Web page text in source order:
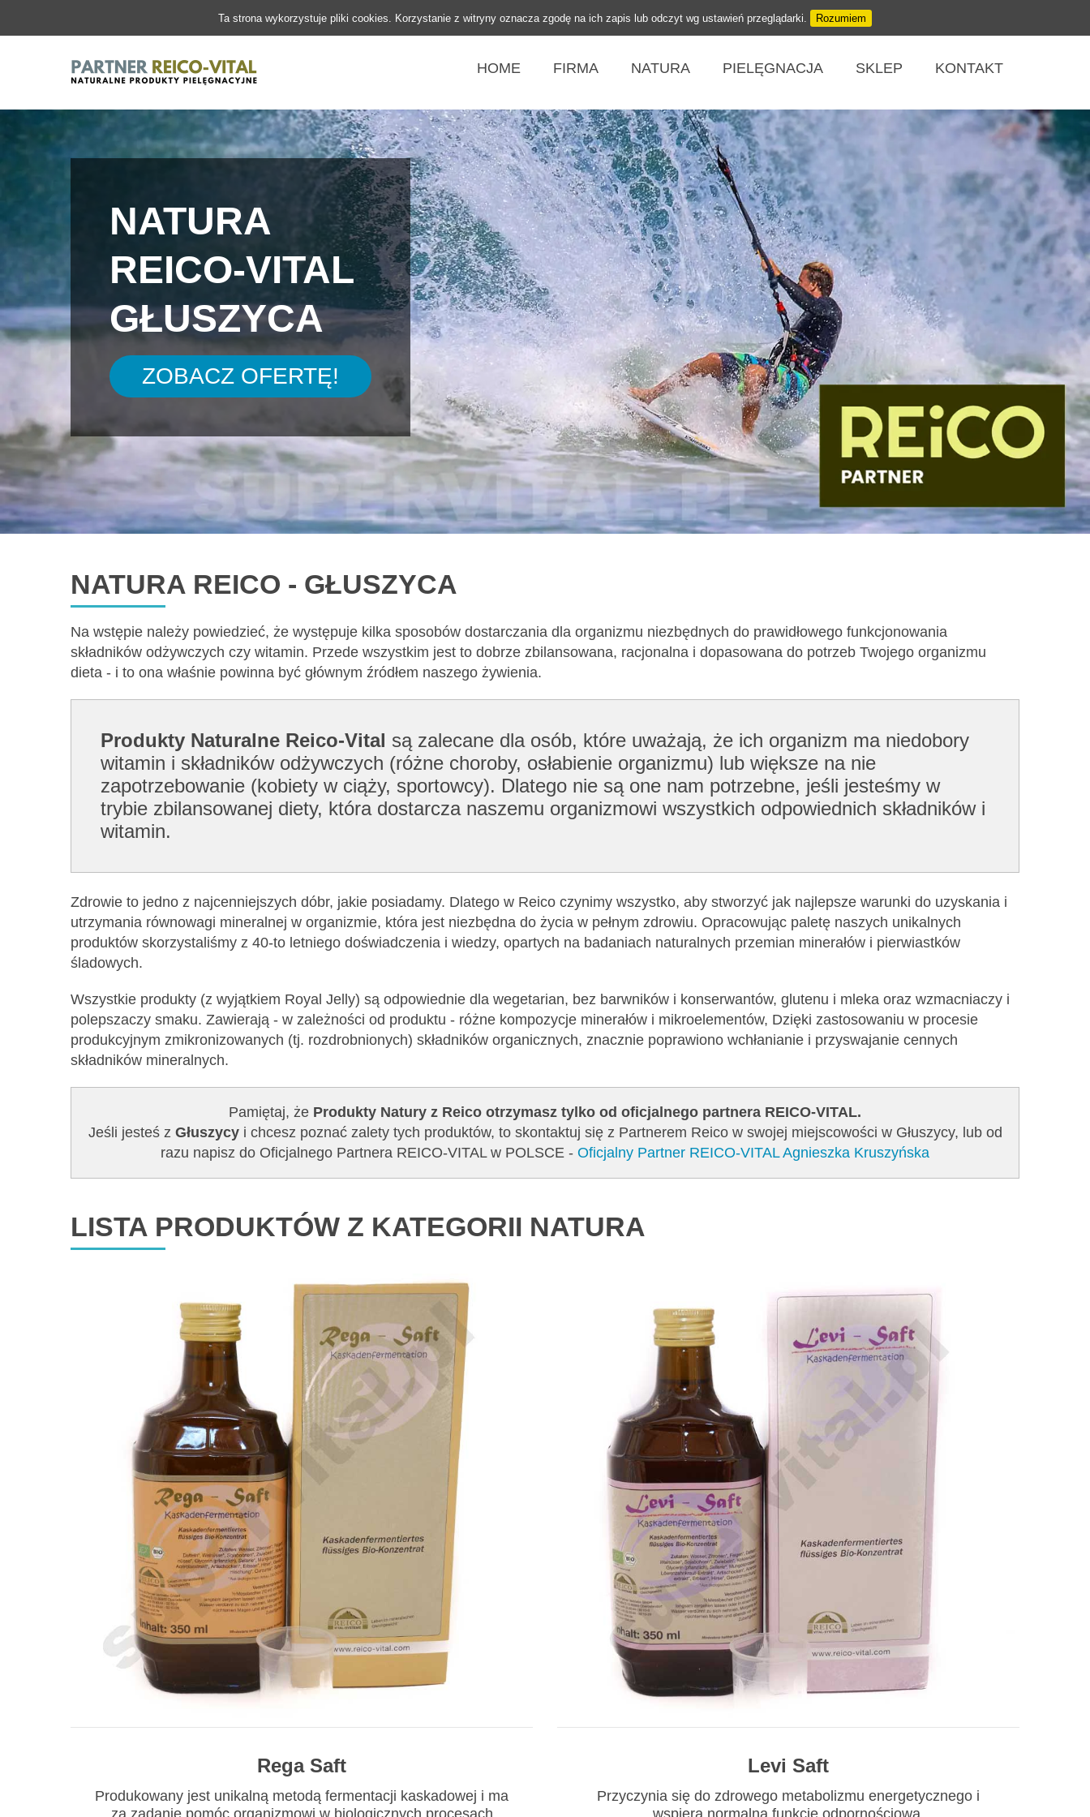
Ta strona wykorzystuje pliki cookies. Korzystanie z witryny oznacza zgodę na ich zapis lub odczyt wg ustawień przeglądarki. Rozumiem
HOME FIRMA NATURA PIELĘGNACJA SKLEP KONTAKT
NATURA
REICO-VITAL
GŁUSZYCA
ZOBACZ OFERTĘ!
NATURA REICO - GŁUSZYCA
Na wstępie należy powiedzieć, że występuje kilka sposobów dostarczania dla organizmu niezbędnych do prawidłowego funkcjonowania
składników odżywczych czy witamin. Przede wszystkim jest to dobrze zbilansowana, racjonalna i dopasowana do potrzeb Twojego organizmu
dieta - i to ona właśnie powinna być głównym źródłem naszego żywienia.
Produkty Naturalne Reico-Vital są zalecane dla osób, które uważają, że ich organizm ma niedobory
witamin i składników odżywczych (różne choroby, osłabienie organizmu) lub większe na nie
zapotrzebowanie (kobiety w ciąży, sportowcy). Dlatego nie są one nam potrzebne, jeśli jesteśmy w
trybie zbilansowanej diety, która dostarcza naszemu organizmowi wszystkich odpowiednich składników i
witamin.
Zdrowie to jedno z najcenniejszych dóbr, jakie posiadamy. Dlatego w Reico czynimy wszystko, aby stworzyć jak najlepsze warunki do uzyskania i
utrzymania równowagi mineralnej w organizmie, która jest niezbędna do życia w pełnym zdrowiu. Opracowując paletę naszych unikalnych
produktów skorzystaliśmy z 40-to letniego doświadczenia i wiedzy, opartych na badaniach naturalnych przemian minerałów i pierwiastków
śladowych.
Wszystkie produkty (z wyjątkiem Royal Jelly) są odpowiednie dla wegetarian, bez barwników i konserwantów, glutenu i mleka oraz wzmacniaczy i
polepszaczy smaku. Zawierają - w zależności od produktu - różne kompozycje minerałów i mikroelementów, Dzięki zastosowaniu w procesie
produkcyjnym zmikronizowanych (tj. rozdrobnionych) składników organicznych, znacznie poprawiono wchłanianie i przyswajanie cennych
składników mineralnych.
Pamiętaj, że Produkty Natury z Reico otrzymasz tylko od oficjalnego partnera REICO-VITAL.
Jeśli jesteś z Głuszycyi chcesz poznać zalety tych produktów, to skontaktuj się z Partnerem Reico w swojej miejscowości w Głuszycy, lub od
razu napisz do Oficjalnego Partnera REICO-VITAL w POLSCE - Oficjalny Partner REICO-VITAL Agnieszka Kruszyńska
LISTA PRODUKTÓW Z KATEGORII NATURA
Rega Saft
Produkowany jest unikalną metodą fermentacji kaskadowej i ma
Levi Saft
Przyczynia się do zdrowego metabolizmu energetycznego i